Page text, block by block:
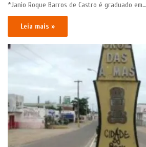
*Janio Roque Barros de Castro é graduado em…
Leia mais »